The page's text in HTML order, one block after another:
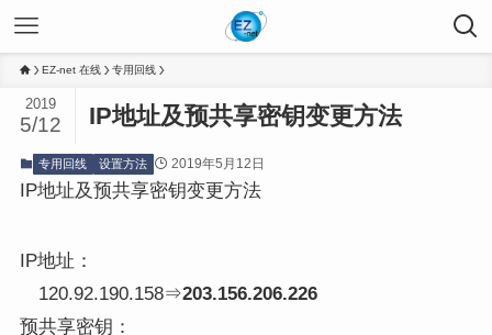
EZ-net 在线 专用回线
IP地址及预共享密钥变更方法
2019
5/12
专用回线 设置方法 2019年5月12日
IP地址及预共享密钥变更方法
IP地址：
120.92.190.158⇒203.156.206.226
预共享密钥：